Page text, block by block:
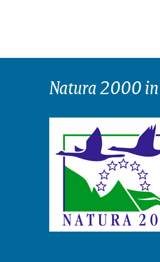
Natura 2000 in